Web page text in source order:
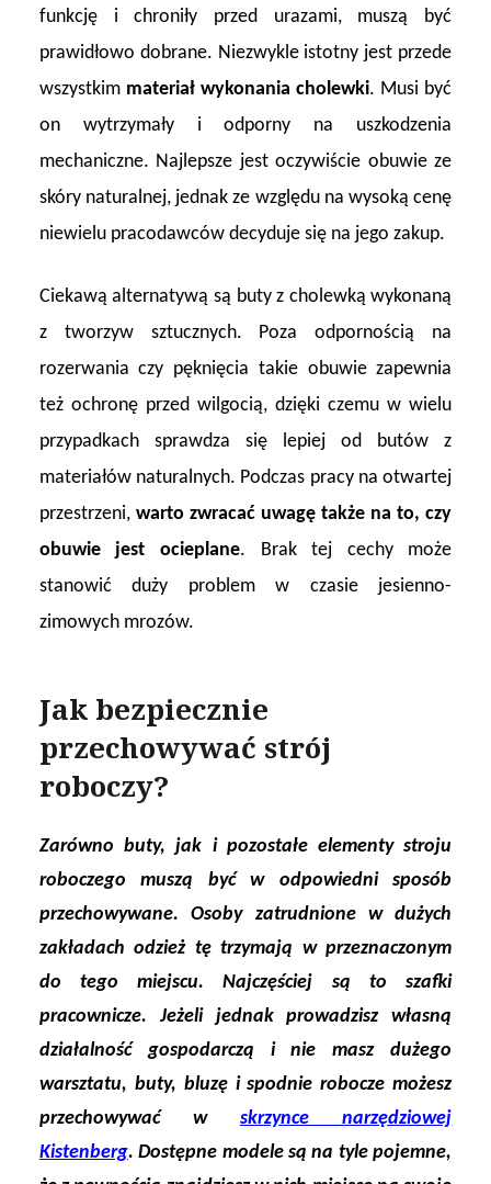
funkcję i chroniły przed urazami, muszą być
prawidłowo dobrane. Niezwykle istotny jest przede
wszystkim materiał wykonania cholewki. Musi być
on wytrzymały i odporny na uszkodzenia
mechaniczne. Najlepsze jest oczywiście obuwie ze
skóry naturalnej, jednak ze względu na wysoką cenę
niewielu pracodawców decyduje się na jego zakup.
Ciekawą alternatywą są buty z cholewką wykonaną
z tworzyw sztucznych. Poza odpornością na
rozerwania czy pęknięcia takie obuwie zapewnia
też ochronę przed wilgocią, dzięki czemu w wielu
przypadkach sprawdza się lepiej od butów z
materiałów naturalnych. Podczas pracy na otwartej
przestrzeni, warto zwracać uwagę także na to, czy
obuwie jest ocieplane. Brak tej cechy może
stanowić duży problem w czasie jesienno-
zimowych mrozów.
Jak bezpiecznie
przechowywać strój
roboczy?
Zarówno buty, jak i pozostałe elementy stroju
roboczego muszą być w odpowiedni sposób
przechowywane. Osoby zatrudnione w dużych
zakładach odzież tę trzymają w przeznaczonym
do tego miejscu. Najczęściej są to szafki
pracownicze. Jeżeli jednak prowadzisz własną
działalność gospodarczą i nie masz dużego
warsztatu, buty, bluzę i spodnie robocze możesz
przechowywać wskrzynce narzędziowej
Kistenberg. Dostępne modele są na tyle pojemne,